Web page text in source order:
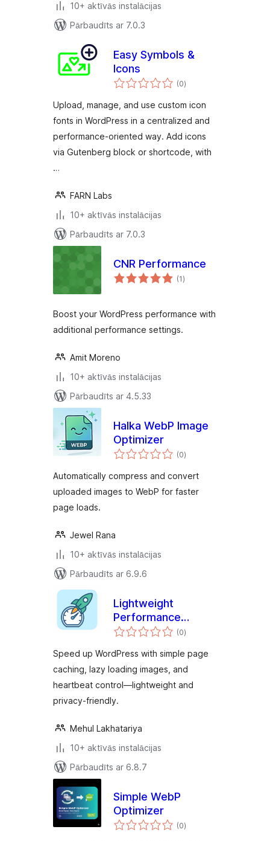
10+ aktīvās instalācijas
Pārbaudīts ar 7.0.3
Easy Symbols &
Icons
(0vērtējumu
kopsumma
)
Upload, manage, and use custom icon
fonts in WordPress in a centralized and
performance-oriented way. Add icons
via Gutenberg block or shortcode, with
…
FARN Labs
10+ aktīvās instalācijas
Pārbaudīts ar 7.0.3
CNR Performance
(1vērtējumu
kopsumma
)
Boost your WordPress performance with
additional performance settings.
Amit Moreno
10+ aktīvās instalācijas
Pārbaudīts ar 4.5.33
Halka WebP Image
Optimizer
(0vērtējumu
kopsumma
)
Automatically compress and convert
uploaded images to WebP for faster
page loads.
Jewel Rana
10+ aktīvās instalācijas
Pārbaudīts ar 6.9.6
Lightweight
Performance
Optimizer
(0vērtējumu
kopsumma
)
Speed up WordPress with simple page
caching, lazy loading images, and
heartbeat control—lightweight and
privacy-friendly.
Mehul Lakhatariya
10+ aktīvās instalācijas
Pārbaudīts ar 6.8.7
Simple WebP
Optimizer
(0vērtējumu
kopsumma
)